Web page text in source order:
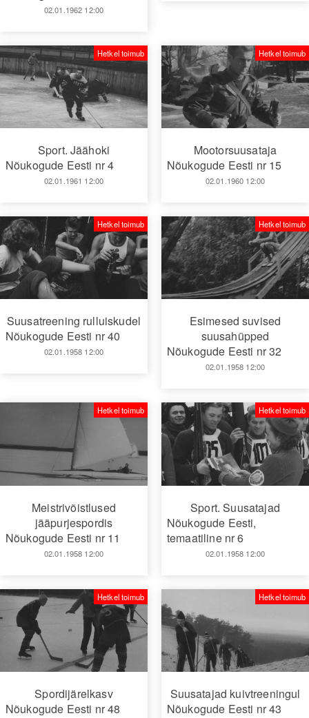
02.01.1962 12:00
Sport. Jäähoki
Nõukogude Eesti nr 4
02.01.1961 12:00
Hetkel toimub
Mootorsuusataja
Nõukogude Eesti nr 15
02.01.1960 12:00
Hetkel toimub
Suusatreening rulluiskudel
Nõukogude Eesti nr 40
02.01.1958 12:00
Hetkel toimub
Esimesed suvised
suusahüpped
Nõukogude Eesti nr 32
02.01.1958 12:00
Hetkel toimub
Meistrivõistlused
jääpurjespordis
Nõukogude Eesti nr 11
02.01.1958 12:00
Hetkel toimub
Sport. Suusatajad
Nõukogude Eesti,
temaatiline nr 6
02.01.1958 12:00
Hetkel toimub
Spordijärelkasv
Nõukogude Eesti nr 48
Hetkel toimub
Suusatajad kuivtreeningul
Nõukogude Eesti nr 43
Hetkel toimub